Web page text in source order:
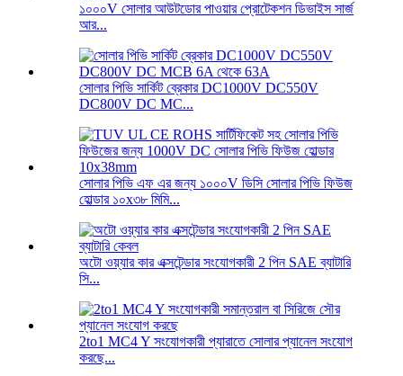
১০০০V সোলার আউটডোর পাওয়ার প্রোটেকশন ডিভাইস সার্জ
আর...
সোলার পিভি সার্কিট ব্রেকার DC1000V DC550V
DC800V DC MC...
সোলার পিভি এফ এর জন্য ১০০০V ডিসি সোলার পিভি ফিউজ
হোল্ডার ১০x৩৮ মিমি...
অটো ওয়্যার কার এক্সটেন্ডার সংযোগকারী 2 পিন SAE ব্যাটারি
সি...
2to1 MC4 Y সংযোগকারী প্যারাতে সোলার প্যানেল সংযোগ
করছে...